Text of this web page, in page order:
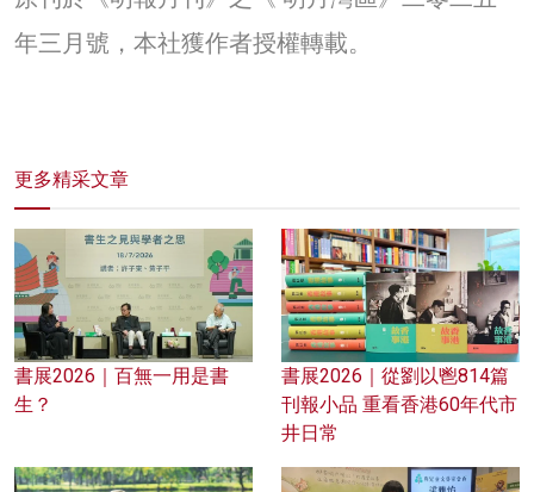
年三月號，本社獲作者授權轉載。
更多精采文章
書展2026｜百無一用是書
生？
書展2026｜從劉以鬯814篇
刊報小品 重看香港60年代市
井日常